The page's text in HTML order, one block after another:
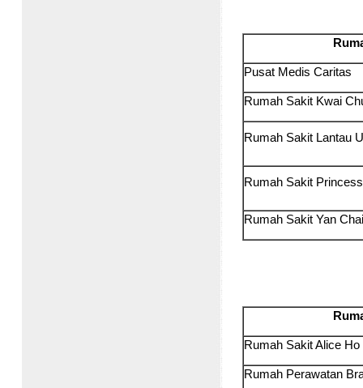
Pusat Medis Caritas
Rumah Sakit Kwai
Rumah Sakit Lantau
Rumah Sakit
Rumah Sakit Yan
Rumah Sakit Alice
Rumah Perawatan